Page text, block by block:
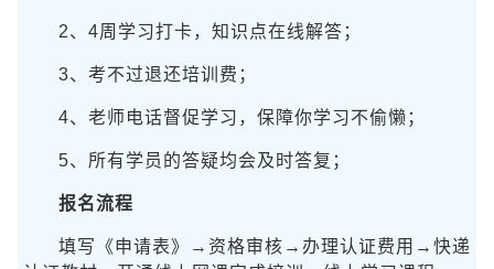
2、4周学习打卡，知识点在线解答；
3、考不过退还培训费；
4、老师电话督促学习，保障你学习不偷懒；
5、所有学员的答疑均会及时答复；
报名流程
填写《申请表》→资格审核→办理认证费用→快递